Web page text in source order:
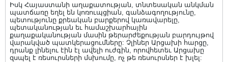
Իսկ Հայաստանի աղաքատության, տնտեսական անկման
պատճառը եղել են կոռուպցիան, գանձագողությունը,
պետությունը քրեական բարքերով կառավարելը,
պետականության եւ համաշխարհային
քաղաքականության մասին թերարժեքության բարդույթով
վարակված պատկերացումները: Չլիներ Արցախի հարցը,
դրանք լինելու էին էլ ավելի ուժգին, որովհետեւ Արցախը
զսպել է ռեսուրսների մսխումը, ոչ թե ռեսուրսներ է խլել: